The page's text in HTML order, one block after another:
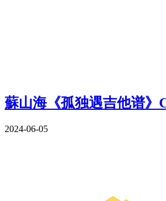
蘇山海《孤独遇吉他谱》
2024-06-05